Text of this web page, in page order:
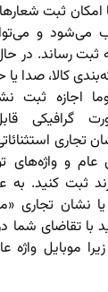
ثبت
می‌شود و
ثبت رساند. در
کالا، صدا یا
اجازه ثبت
گرافیکی
و واژه‌های
ثبت کنید. به
نشان تجاری
با تقاضای
موبایل واژه